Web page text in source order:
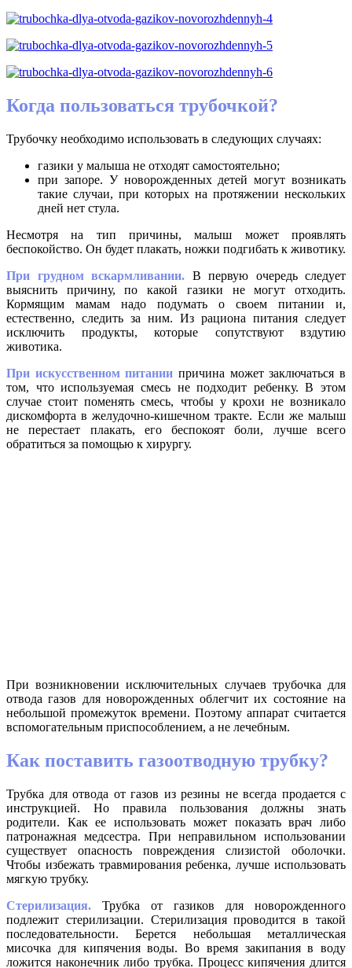
Когда пользоваться трубочкой?
Трубочку необходимо использовать в следующих случаях:
газики у малыша не отходят самостоятельно;
при запоре. У новорожденных детей могут возникать
такие случаи, при которых на протяжении нескольких
дней нет стула.
Несмотря на тип причины, малыш может проявлять
беспокойство. Он будет плакать, ножки подгибать к животику.
При грудном вскармливании. В первую очередь следует
выяснить причину, по какой газики не могут отходить.
Кормящим мамам надо подумать о своем питании и,
естественно, следить за ним. Из рациона питания следует
исключить продукты, которые сопутствуют вздутию
животика.
При искусственном питании причина может заключаться в
том, что используемая смесь не подходит ребенку. В этом
случае стоит поменять смесь, чтобы у крохи не возникало
дискомфорта в желудочно-кишечном тракте. Если же малыш
не перестает плакать, его беспокоят боли, лучше всего
обратиться за помощью к хирургу.
При возникновении исключительных случаев трубочка для
отвода газов для новорожденных облегчит их состояние на
небольшой промежуток времени. Поэтому аппарат считается
вспомогательным приспособлением, а не лечебным.
Как поставить газоотводную трубку?
Трубка для отвода от газов из резины не всегда продается с
инструкцией. Но правила пользования должны знать
родители. Как ее использовать может показать врач либо
патронажная медсестра. При неправильном использовании
существует опасность повреждения слизистой оболочки.
Чтобы избежать травмирования ребенка, лучше использовать
мягкую трубку.
Стерилизация. Трубка от газиков для новорожденного
подлежит стерилизации. Стерилизация проводится в такой
последовательности. Берется небольшая металлическая
мисочка для кипячения воды. Во время закипания в воду
ложится наконечник либо трубка. Процесс кипячения длится